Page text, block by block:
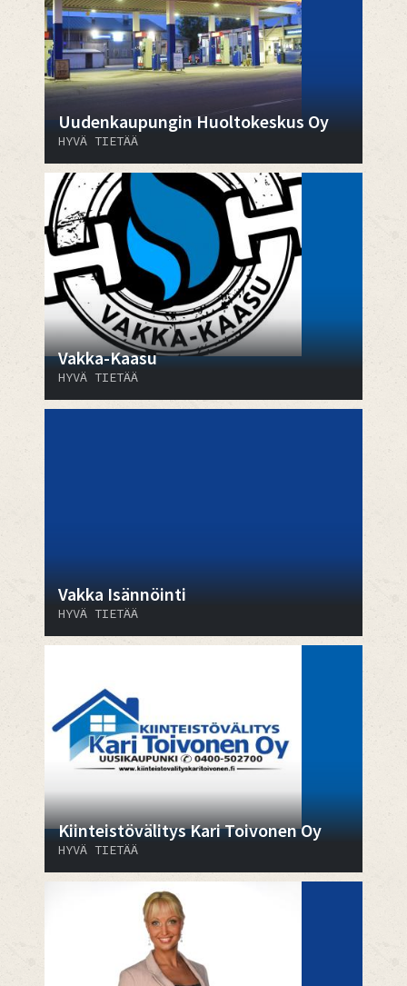
Uudenkaupungin Huoltokeskus Oy
HYVÄ TIETÄÄ
Vakka-Kaasu
HYVÄ TIETÄÄ
Vakka Isännöinti
HYVÄ TIETÄÄ
Kiinteistövälitys Kari Toivonen Oy
HYVÄ TIETÄÄ